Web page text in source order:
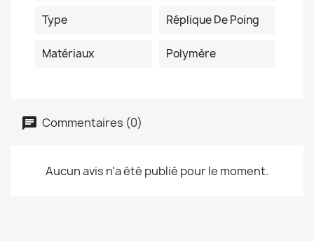
Type Réplique De Poing
Matériaux Polymère
Commentaires (0)
Aucun avis n'a été publié pour le moment.